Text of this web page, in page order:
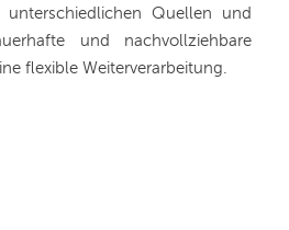
unterschiedlichen Quellen und
und nachvollziehbare
flexible Weiterverarbeitung.